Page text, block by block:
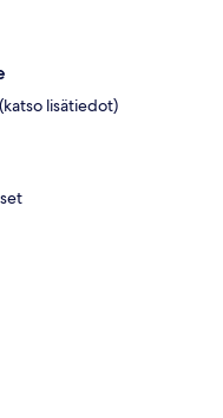
lisätiedot)